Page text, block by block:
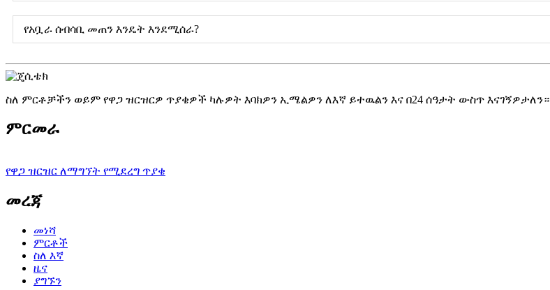
የአቧራ ሰብሳቢ መጠን እንዴት እንደሚሰራ?
ስለ ምርቶቻችን ወይም የዋጋ ዝርዝርዎ ጥያቄዎች ካሉዎት እባክዎን ኢሜልዎን ለእኛ ይተዉልን እና በ24 ሰዓታት ውስጥ እናገኝዎታለን።
ምርመራ
የዋጋ ዝርዝር ለማግኘት የሚደረግ ጥያቄ
መረጃ
መነሻ
ምርቶች
ስለ እኛ
ዜና
ያግኙን